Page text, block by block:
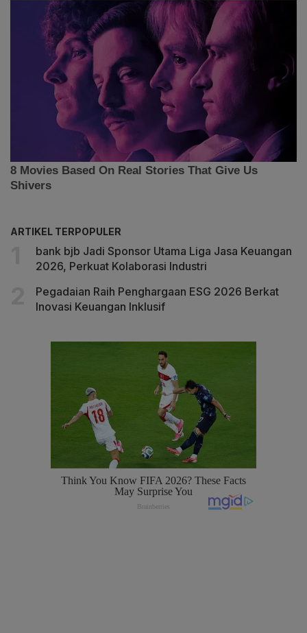
ARTIKEL TERPOPULER
bank bjb Jadi Sponsor Utama Liga Jasa Keuangan
2026, Perkuat Kolaborasi Industri
Pegadaian Raih Penghargaan ESG 2026 Berkat
Inovasi Keuangan Inklusif